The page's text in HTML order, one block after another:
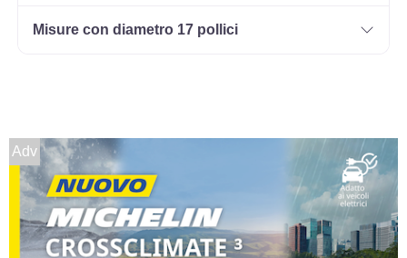
145/80 R13 79T XL
Disponibile
Misure con diametro 17 pollici
Adv